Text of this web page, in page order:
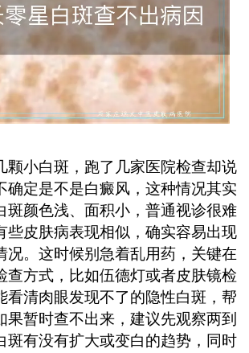
颗小白斑，跑了几家医院检查却说
确定是不是白癜风，这种情况其实
斑颜色浅、面积小，普通视诊很难
些皮肤病表现相似，确实容易出现
况。这时候别急着乱用药，关键在
查方式，比如伍德灯或者皮肤镜检
看清肉眼发现不了的隐性白斑，帮
果暂时查不出来，建议先观察两到
斑有没有扩大或变白的趋势，同时